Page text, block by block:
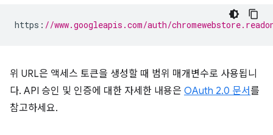
https : //www.googleapis.com/auth/
위 URL은 액세스 토큰을 생성할 때 범위 매개변수로 사용됩니
다. API 승인 및 인증에 대한 자세한 내용은 OAuth 2.0 문서를
참고하세요.